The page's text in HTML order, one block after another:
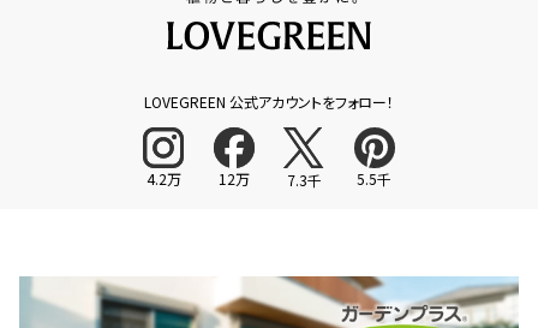
LOVEGREEN 公式アカウントをフォロー！
4.2万 12万 7.3千 5.5千